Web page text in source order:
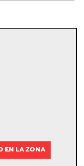
EN LA ZONA